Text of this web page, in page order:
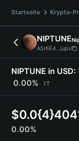
Français
Deutsch
简体中文
繁體中文
Português (Portugal)
Bahasa Indonesia
ภาษาไทย
हिन्दी
Español
Português (Brasil)
Startseite Krypto-
NIPTUNE
A5r6E4...jups
NIPTUNE in USD:
0.00%
1T
$
0.00%